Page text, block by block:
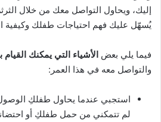
إليك، ويحاول التواصل معك من خلال
يُسهّل عليك فهم احتياجات طفلك وكيفية
فيما يلي بعض الأشياء التي يمكنك القيام
والتواصل معه في هذا العمر:
استجبي عندما يحاول طفلكِ
لم تتمكني من حمل طفلكِ أو